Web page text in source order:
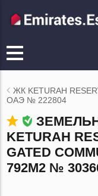
ЖК KETURAH
ОАЭ № 222804
KETURAH
GATED
792М2 №